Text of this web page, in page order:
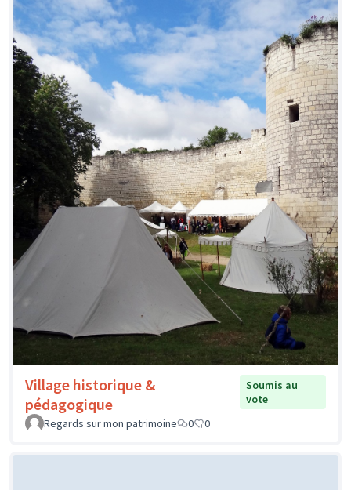
Village historique &
pédagogique
Soumis au
vote
Regards sur mon patrimoine
0 0